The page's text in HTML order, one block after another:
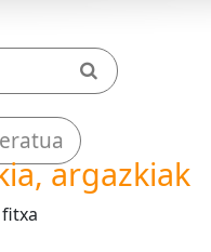
argazkiak
fitxa